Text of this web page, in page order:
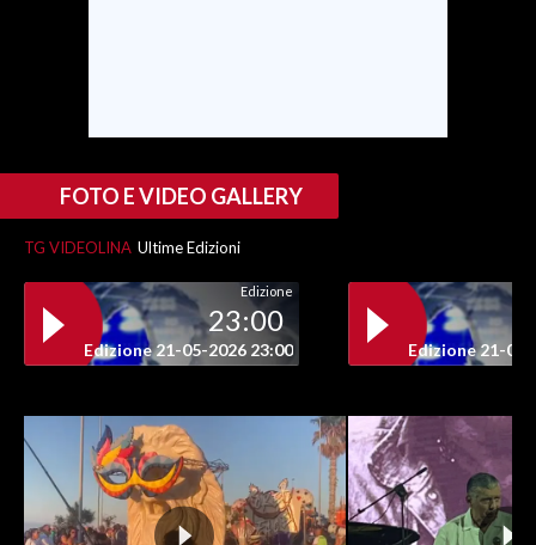
SPIAGGEFOTO E VIDEO GALLERY
TG VIDEOLINA Ultime Edizioni
Edizione
23:00
Edizione 21-05-2026 23:00 Edizione 21-05-